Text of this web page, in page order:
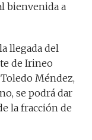
bienvenida a
llegada del
de Irineo
Méndez,
se podrá dar
la fracción de